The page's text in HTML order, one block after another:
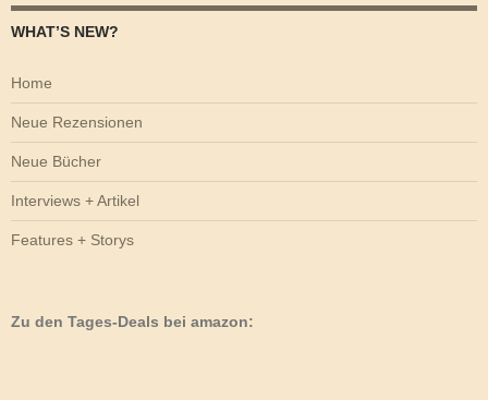
WHAT’S NEW?
Home
Neue Rezensionen
Neue Bücher
Interviews + Artikel
Features + Storys
Zu den Tages-Deals bei amazon: